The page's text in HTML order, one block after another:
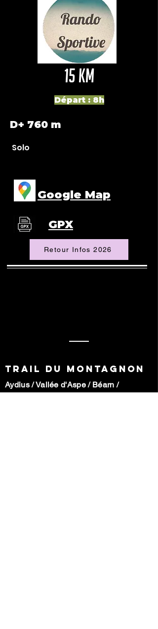
15 km
Départ : 8h
D+ 760 m
Solo
Google Map
GPX
Retour Infos 2026
TRAIL DU MONTAGNON
Aydius / Vallée d'Aspe / Béarn /